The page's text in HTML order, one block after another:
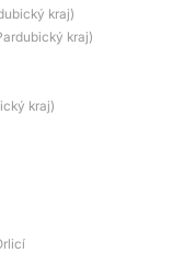
kraj)
kraj)
kraj)